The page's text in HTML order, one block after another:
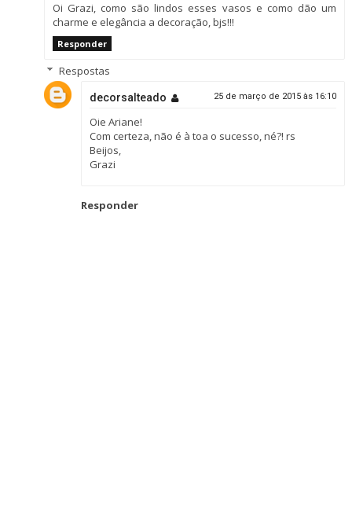
Oi Grazi, como são lindos esses vasos e como dão um
charme e elegância a decoração, bjs!!!
Responder
Respostas
decorsalteado 25 de março de 2015 às 16:10
Oie Ariane!
Com certeza, não é à toa o sucesso, né?! rs
Beijos,
Grazi
Responder